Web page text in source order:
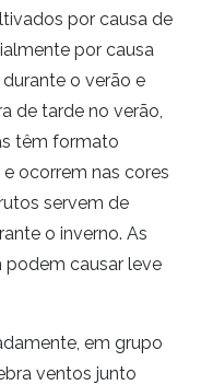
por causa de
por causa
o verão e
de tarde no verão,
têm formato
ocorrem nas cores
servem de
o inverno. As
podem causar leve
em grupo
ventos junto